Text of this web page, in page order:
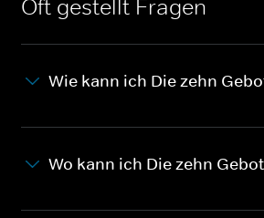
Oft gestellt Fragen
Wie kann ich Die zehn
Wo kann ich Die zehn